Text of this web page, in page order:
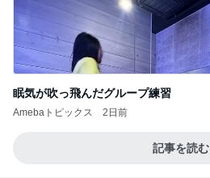
眠気が吹っ飛んだグループ練習
Amebaトピックス 2日前
記事を読む